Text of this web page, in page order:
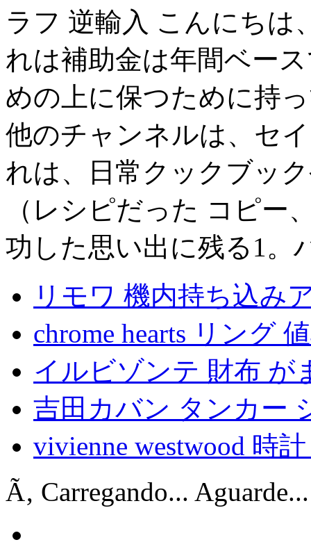
ラフ 逆輸入 こんにちは
れは補助金は年間ベー
めの上に保つために持
他のチャンネルは、セ
れは、日常クックブッ
（レシピだった コピー
功した思い出に残る1。
リモワ 機内持ち込み
chrome hearts リング
イルビゾンテ 財布 が
吉田カバン タンカー
vivienne westwood 時
Ã‚ Carregando... Aguarde...